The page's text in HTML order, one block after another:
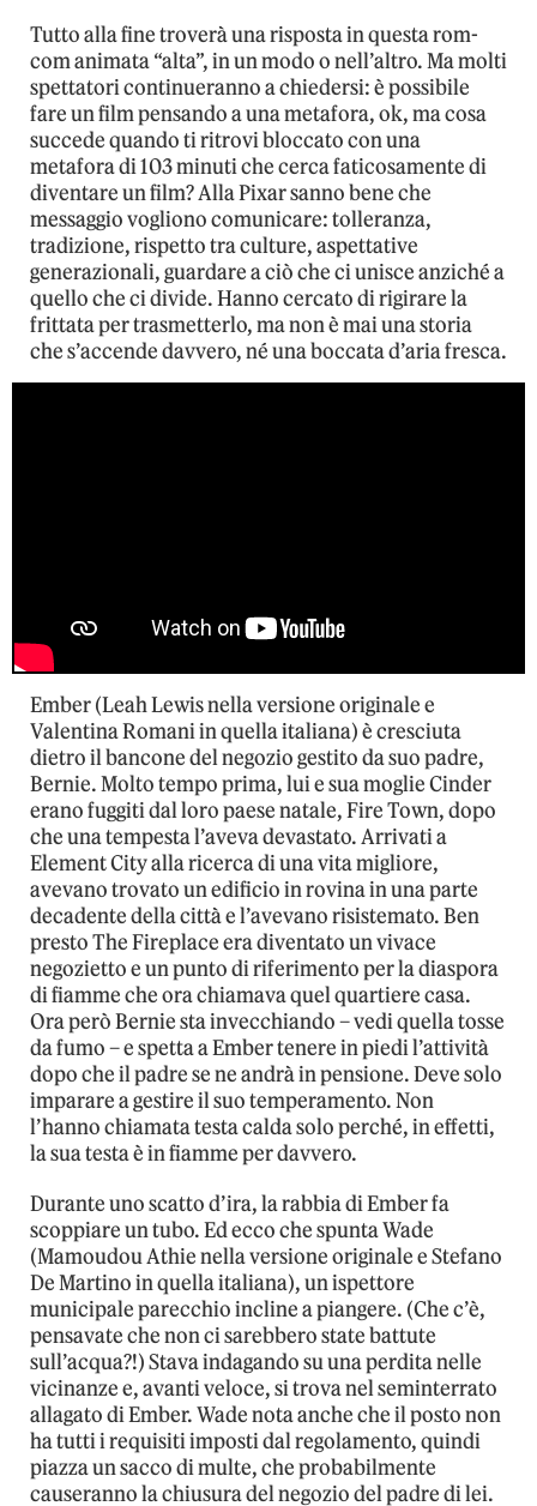
Tutto alla fine troverà una risposta in questa rom-
com animata “alta”, in un modo o nell’altro. Ma molti
spettatori continueranno a chiedersi: è possibile
fare un film pensando a una metafora, ok, ma cosa
succede quando ti ritrovi bloccato con una
metafora di 103 minuti che cerca faticosamente di
diventare un film? Alla Pixar sanno bene che
messaggio vogliono comunicare: tolleranza,
tradizione, rispetto tra culture, aspettative
generazionali, guardare a ciò che ci unisce anziché a
quello che ci divide. Hanno cercato di rigirare la
frittata per trasmetterlo, ma non è mai una storia
che s’accende davvero, né una boccata d’aria fresca.
Ember (Leah Lewis nella versione originale e
Valentina Romani in quella italiana) è cresciuta
dietro il bancone del negozio gestito da suo padre,
Bernie. Molto tempo prima, lui e sua moglie Cinder
erano fuggiti dal loro paese natale, Fire Town, dopo
che una tempesta l’aveva devastato. Arrivati a
Element City alla ricerca di una vita migliore,
avevano trovato un edificio in rovina in una parte
decadente della città e l’avevano risistemato. Ben
presto The Fireplace era diventato un vivace
negozietto e un punto di riferimento per la diaspora
di fiamme che ora chiamava quel quartiere casa.
Ora però Bernie sta invecchiando – vedi quella tosse
da fumo – e spetta a Ember tenere in piedi l’attività
dopo che il padre se ne andrà in pensione. Deve solo
imparare a gestire il suo temperamento. Non
l’hanno chiamata testa calda solo perché, in effetti,
la sua testa è in fiamme per davvero.
Durante uno scatto d’ira, la rabbia di Ember fa
scoppiare un tubo. Ed ecco che spunta Wade
(Mamoudou Athie nella versione originale e Stefano
De Martino in quella italiana), un ispettore
municipale parecchio incline a piangere. (Che c’è,
pensavate che non ci sarebbero state battute
sull’acqua?!) Stava indagando su una perdita nelle
vicinanze e, avanti veloce, si trova nel seminterrato
allagato di Ember. Wade nota anche che il posto non
ha tutti i requisiti imposti dal regolamento, quindi
piazza un sacco di multe, che probabilmente
causeranno la chiusura del negozio del padre di lei.